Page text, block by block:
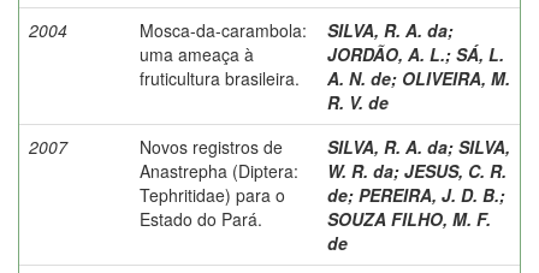
2004
Mosca-da-carambola:
uma ameaça à
fruticultura brasileira.
SILVA, R. A. da;
JORDÃO, A. L.; SÁ, L.
A. N. de; OLIVEIRA, M.
R. V. de
2007
Novos registros de
Anastrepha (Diptera:
Tephritidae) para o
Estado do Pará.
SILVA, R. A. da; SILVA,
W. R. da; JESUS, C. R.
de; PEREIRA, J. D. B.;
SOUZA FILHO, M. F.
de